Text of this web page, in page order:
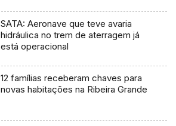
SATA: Aeronave que teve avaria
hidráulica no trem de aterragem já
está operacional
12 famílias receberam chaves para
novas habitações na Ribeira Grande